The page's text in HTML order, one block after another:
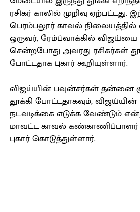
ரசிகர் காலில் முறிவு
பெரம்பலூர் காவல் நிலையத்தில்
ஒருவர், ரேம்ப்வாக்கில் விஜய்யை
சென்றபோது அவரது ரசிகர்கள்
போட்டதாக புகார் கூறியுள்ளார்.
விஜய்யின் பவுன்சர்கள் தன்னை
தூக்கி போட்டதாகவும், விஜய்யின்
நடவடிக்கை எடுக்க வேண்டும்
மாவட்ட காவல்
புகார் கொடுத்துள்ளார்.